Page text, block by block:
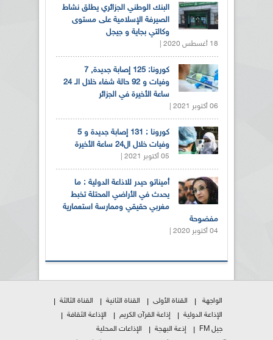
البنك الوطني الجزائري يطلق نشاط
الصيرفة الإسلامية على مستوى
وكالتي بجاية و جيجل
18 أغسطس 2020 |
كورونا: 125 إصابة جديدة, 7
وفيات و 92 حالة شفاء خلال الـ 24
ساعة الأخيرة في الجزائر
06 أكتوبر 2021 |
كورونا : 131 إصابة جديدة و 5
وفيات خلال ال24 ساعة الأخيرة
05 أكتوبر 2021 |
أميناتو حيدر للاذاعة الدولية : ما
يحدث في الأراضي المحتلة تخبط
مغربي حقيقي وممارسة استعمارية
مفضوحة
04 أكتوبر 2020 |
الواجهة القناة الأولى القناة الثانية
القناة الثالثة
الإذاعة الدولية
إذاعة القرآن الكريم
الإذاعة الثقافة
جيل FM
إذعة البهجة
الإذاعات المحلية